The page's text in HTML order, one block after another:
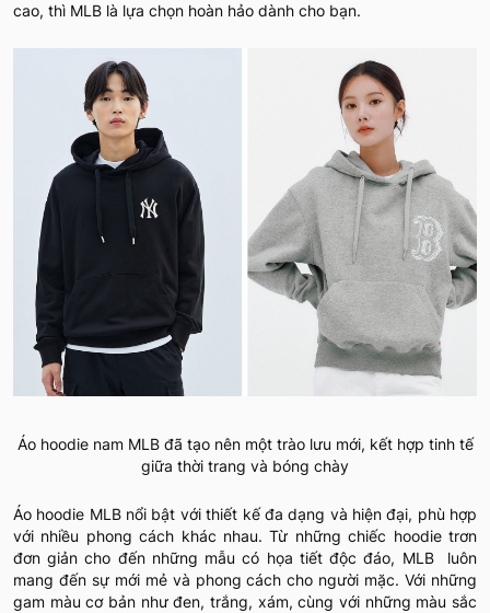
cao, thì MLB là lựa chọn hoàn hảo dành cho bạn.
Áo hoodie nam MLB đã tạo nên một trào lưu mới, kết hợp tinh tế
giữa thời trang và bóng chày
Áo hoodie MLB nổi bật với thiết kế đa dạng và hiện đại, phù hợp
với nhiều phong cách khác nhau. Từ những chiếc hoodie trơn
đơn giản cho đến những mẫu có họa tiết độc đáo, MLB luôn
mang đến sự mới mẻ và phong cách cho người mặc. Với những
gam màu cơ bản như đen, trắng, xám, cùng với những màu sắc